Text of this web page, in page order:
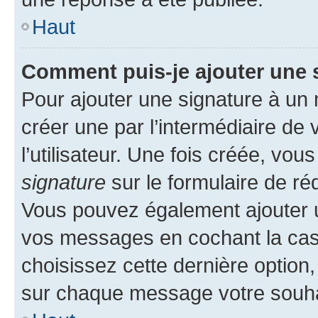
Haut
Comment puis-je ajouter une
Pour ajouter une signature à un
créer une par l’intermédiaire
l’utilisateur. Une fois créée,
signature sur le formulaire de
Vous pouvez également
vos messages en cochant la
choisissez cette dernière
sur chaque message votre